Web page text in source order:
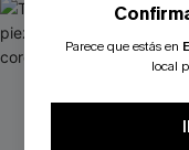
Parece que estás en
local